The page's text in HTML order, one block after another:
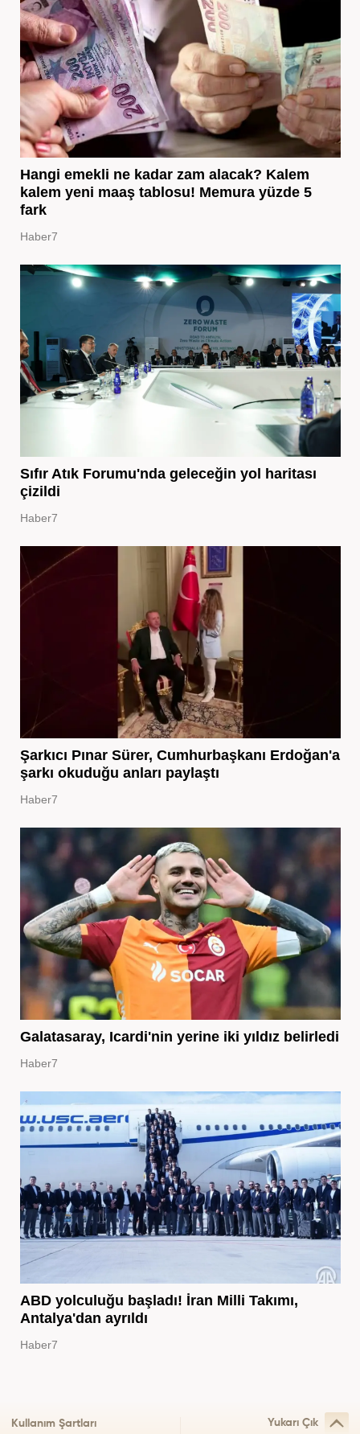
Hangi emekli ne kadar zam alacak? Kalem
kalem yeni maaş tablosu! Memura yüzde 5
fark
Haber7
Sıfır Atık Forumu'nda geleceğin yol haritası
çizildi
Haber7
Şarkıcı Pınar Sürer, Cumhurbaşkanı Erdoğan'a
şarkı okuduğu anları paylaştı
Haber7
Galatasaray, Icardi'nin yerine iki yıldız belirledi
Haber7
ABD yolculuğu başladı! İran Milli Takımı,
Antalya'dan ayrıldı
Haber7
Kullanım Şartları Yukarı Çık